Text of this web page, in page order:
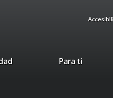
Para ti